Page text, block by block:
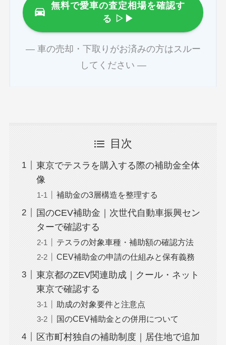
無料で愛車の査定相場を確認す
る ▷▶
― 車の売却・下取りがお済みの方はスルー
してください ―
目次
東京でテスラを購入する際の補助金全体
像
補助金の3層構造を整理する
国のCEV補助金｜次世代自動車振興セン
ターで確認する
テスラの対象車種・補助額の確認方法
CEV補助金の申請の仕組みと保有義務
東京都のZEV関連助成｜クール・ネット
東京で確認する
助成の対象要件と注意点
国のCEV補助金との併用について
区市町村独自の補助制度｜居住地で追加